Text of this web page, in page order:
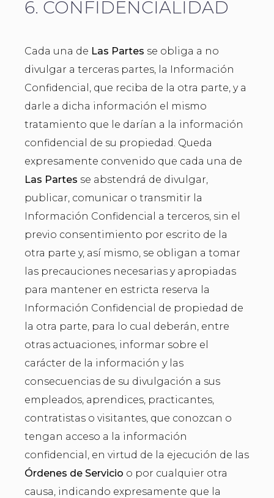
6. CONFIDENCIALIDAD
Cada una de Las Partes se obliga a no
divulgar a terceras partes, la Información
Confidencial, que reciba de la otra parte, y a
darle a dicha información el mismo
tratamiento que le darían a la información
confidencial de su propiedad. Queda
expresamente convenido que cada una de
Las Partes se abstendrá de divulgar,
publicar, comunicar o transmitir la
Información Confidencial a terceros, sin el
previo consentimiento por escrito de la
otra parte y, así mismo, se obligan a tomar
las precauciones necesarias y apropiadas
para mantener en estricta reserva la
Información Confidencial de propiedad de
la otra parte, para lo cual deberán, entre
otras actuaciones, informar sobre el
carácter de la información y las
consecuencias de su divulgación a sus
empleados, aprendices, practicantes,
contratistas o visitantes, que conozcan o
tengan acceso a la información
confidencial, en virtud de la ejecución de las
Órdenes de Servicio o por cualquier otra
causa, indicando expresamente que la